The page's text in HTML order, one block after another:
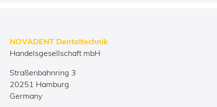
NOVADENT Dentaltechnik
Handelsgesellschaft mbH
Straßenbahnring 3
20251 Hamburg
Germany